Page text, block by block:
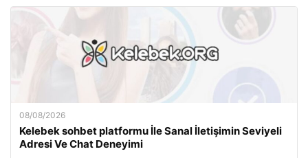
08/08/2026
Kelebek sohbet platformu İle Sanal İletişimin Seviyeli
Adresi Ve Chat Deneyimi